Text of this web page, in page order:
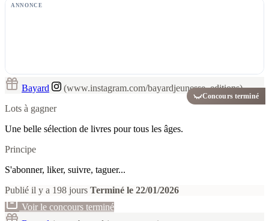
ANNONCE
Concours terminé
Bayard
(www.instagram.com/bayardjeunesse_editions)
Lots à gagner
Une belle sélection de livres pour tous les âges.
Principe
S'abonner, liker, suivre, taguer...
Publié il y a 198 jours Terminé le 22/01/2026
Voir le concours terminé